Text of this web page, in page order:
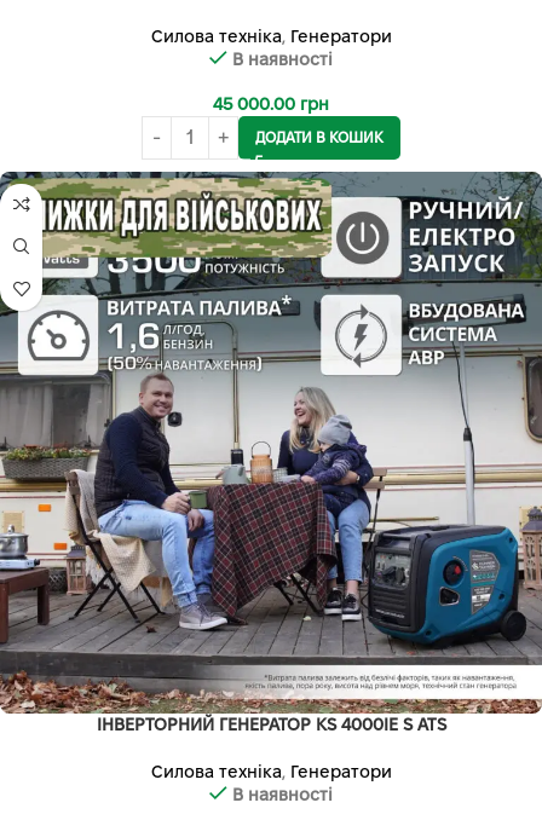
Силова техніка, Генератори
В наявності
45 000.00 грн
ДОДАТИ В КОШИК
ІНВЕРТОРНИЙ ГЕНЕРАТОР KS 4000IE S ATS
Силова техніка, Генератори
В наявності